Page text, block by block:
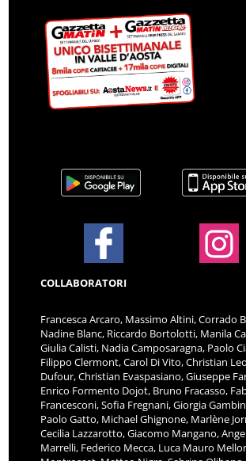
COLLABORATORI
Francesca Arcaro, Massimo Altini, Corrado
Nadine Blanc, Riccardo Bortolotti, Manila
Giulia Calisti, Nadia Camposaragna, Paolo
Filippo Clermont, Carol Di Vito, Christian Leo
Dufour, Christian Evaspasiano, Giuseppe
Enrico Formento Dojot, Bruno Fracasso,
Francesconi, Sofia Fregnani, Giorgia
Paolo Gatto, Michael Ghignone, Marlène
Cecilia Lazzarotto, Giacomo Mangano,
Marrelli, Federico Mecca, Luca Mauro